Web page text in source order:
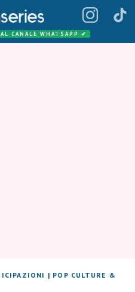
CANALE WHATSAPP ✔
| POP CULTURE &